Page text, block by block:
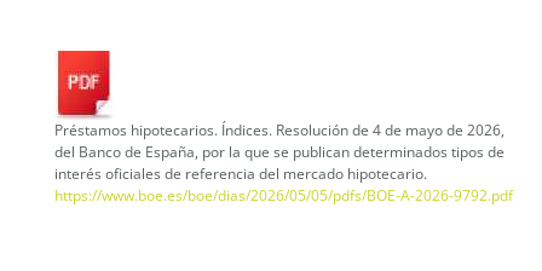
Préstamos hipotecarios. Índices. Resolución de 4 de mayo de 2026,
del Banco de España, por la que se publican determinados tipos de
interés oficiales de referencia del mercado hipotecario.
https://www.boe.es/boe/dias/2026/05/05/pdfs/BOE-A-2026-9792.pdf